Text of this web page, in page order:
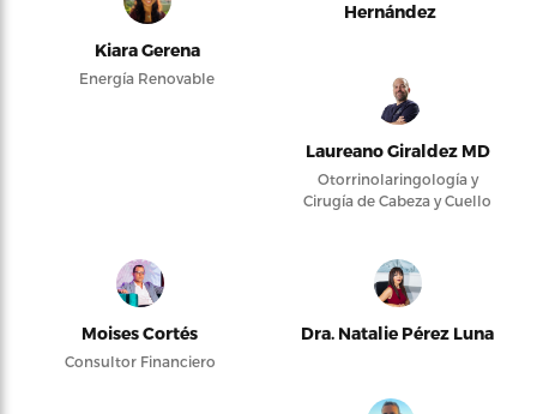
Kiara Gerena
Energía Renovable
Hernández
Laureano Giraldez MD
Otorrinolaringología y
Cirugía de Cabeza y Cuello
Moises Cortés
Consultor Financiero
Dra. Natalie Pérez Luna